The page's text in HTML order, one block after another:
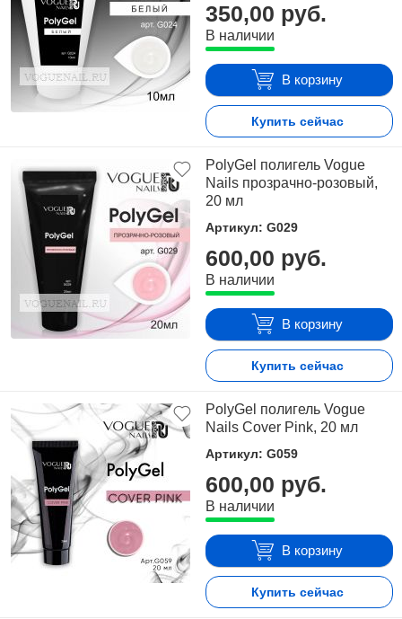
350,00 руб.
В наличии
В корзину
Купить сейчас
PolyGel полигель Vogue
Nails прозрачно-розовый,
20 мл
Артикул: G029
600,00 руб.
В наличии
В корзину
Купить сейчас
PolyGel полигель Vogue
Nails Cover Pink, 20 мл
Артикул: G059
600,00 руб.
В наличии
В корзину
Купить сейчас